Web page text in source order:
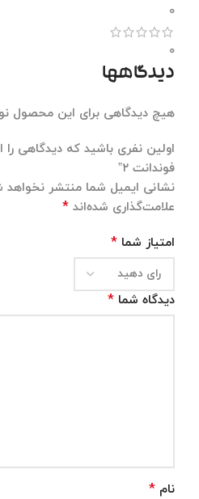
0
0
دیدگاهها
هیچ دیدگاهی برای این محصول
اولین نفری باشید که دیدگاهی را
فوندانت ۲”
نشانی ایمیل شما منتشر نخواهد
علامت‌گذاری شده‌اند *
امتیاز شما *
دیدگاه شما *
نام *